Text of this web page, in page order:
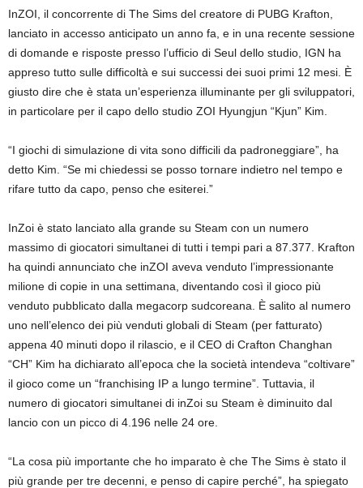
InZOI, il concorrente di The Sims del creatore di PUBG Krafton,
lanciato in accesso anticipato un anno fa, e in una recente sessione
di domande e risposte presso l’ufficio di Seul dello studio, IGN ha
appreso tutto sulle difficoltà e sui successi dei suoi primi 12 mesi. È
giusto dire che è stata un’esperienza illuminante per gli sviluppatori,
in particolare per il capo dello studio ZOI Hyungjun “Kjun” Kim.
“I giochi di simulazione di vita sono difficili da padroneggiare”, ha
detto Kim. “Se mi chiedessi se posso tornare indietro nel tempo e
rifare tutto da capo, penso che esiterei.”
InZoi è stato lanciato alla grande su Steam con un numero
massimo di giocatori simultanei di tutti i tempi pari a 87.377. Krafton
ha quindi annunciato che inZOI aveva venduto l’impressionante
milione di copie in una settimana, diventando così il gioco più
venduto pubblicato dalla megacorp sudcoreana. È salito al numero
uno nell’elenco dei più venduti globali di Steam (per fatturato)
appena 40 minuti dopo il rilascio, e il CEO di Crafton Changhan
“CH” Kim ha dichiarato all’epoca che la società intendeva “coltivare”
il gioco come un “franchising IP a lungo termine”. Tuttavia, il
numero di giocatori simultanei di inZoi su Steam è diminuito dal
lancio con un picco di 4.196 nelle 24 ore.
“La cosa più importante che ho imparato è che The Sims è stato il
più grande per tre decenni, e penso di capire perché”, ha spiegato